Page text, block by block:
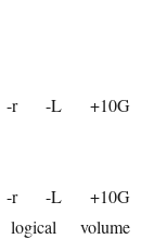
-r -L +10G
-r -L +10G
logical volume